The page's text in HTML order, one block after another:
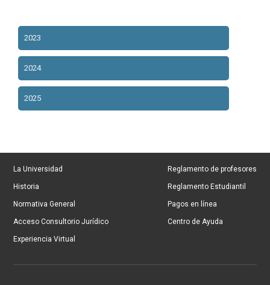
2023
2024
2025
La Universidad
Historia
Normativa General
Acceso Consultorio Jurídico
Experiencia Virtual
Reglamento de profesores
Reglamento Estudiantil
Pagos en línea
Centro de Ayuda